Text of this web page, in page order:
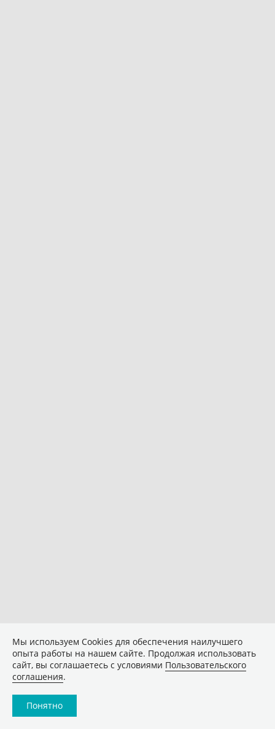
Мы используем Сookies для обеспечения наилучшего
опыта работы на нашем сайте. Продолжая использовать
сайт, вы соглашаетесь с условиями Пользовательского
соглашения.
Понятно